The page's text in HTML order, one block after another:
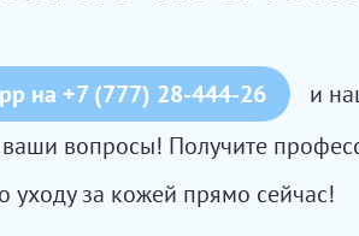
на +7 (777) 28-444-26
и
ваши вопросы! Получите
уходу за кожей прямо сейчас!